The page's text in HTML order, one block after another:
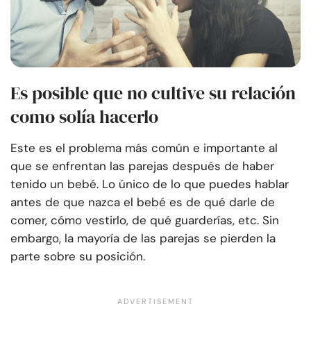
Es posible que no cultive su relación
como solía hacerlo
Este es el problema más común e importante al
que se enfrentan las parejas después de haber
tenido un bebé. Lo único de lo que puedes hablar
antes de que nazca el bebé es de qué darle de
comer, cómo vestirlo, de qué guarderías, etc. Sin
embargo, la mayoría de las parejas se pierden la
parte sobre su posición.